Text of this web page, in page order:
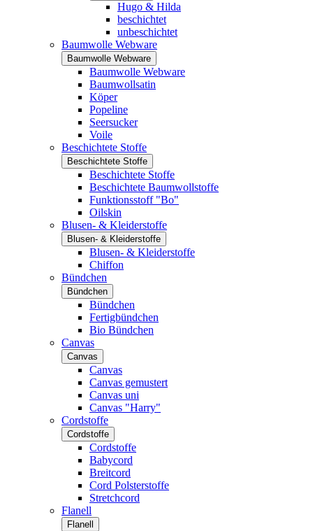
Hugo & Hilda
beschichtet
unbeschichtet
Baumwolle Webware
Baumwolle Webware
Baumwolle Webware
Baumwollsatin
Köper
Popeline
Seersucker
Voile
Beschichtete Stoffe
Beschichtete Stoffe
Beschichtete Stoffe
Beschichtete Baumwollstoffe
Funktionsstoff "Bo"
Oilskin
Blusen- & Kleiderstoffe
Blusen- & Kleiderstoffe
Blusen- & Kleiderstoffe
Chiffon
Bündchen
Bündchen
Bündchen
Fertigbündchen
Bio Bündchen
Canvas
Canvas
Canvas
Canvas gemustert
Canvas uni
Canvas "Harry"
Cordstoffe
Cordstoffe
Cordstoffe
Babycord
Breitcord
Cord Polsterstoffe
Stretchcord
Flanell
Flanell